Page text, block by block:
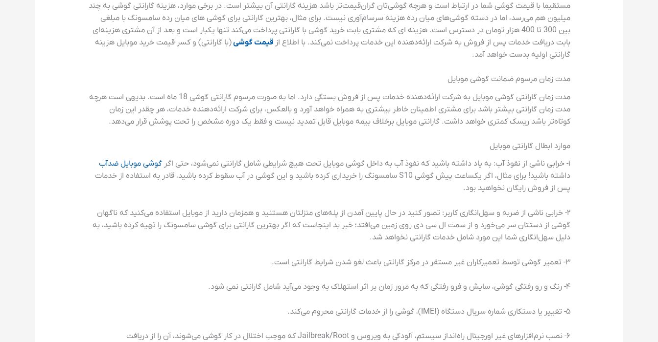
مستقیما با قیمت گوشی شما در ارتباط است و هرچه گوشی‌تان گران‌قیمت‌تر باشد هزینه گارانتی آن بیشتر است. در برخی موارد، هزینه گارانتی گوشی به چند
میلیون هم می‌رسد، اما در دسته گوشی‌های میان رده هزینه سرسام‌آوری نیست. برای مثال، بهترین گارانتی برای گوشی های میان رده سامسونگ با مبلغی
بین 300 تا 400 هزار تومان در دسترس است. هزینه ای که مشتری بابت خرید گوشی با گارانتی پرداخت می‌کند تنها یکبار است و بعد از آن مشتری هزینه‌ای
بابت دریافت خدمات پس از فروش به شرکت ارائه‌دهنده این خدمات پرداخت نمی‌کند. با اطلاع از قیمت گوشی(با گارانتی) و کسر قیمت خرید موبایل هزینه
گارانتی اولیه بدست خواهد آمد.
مدت زمان مرسوم ضمانت گوشی موبایل
مدت زمان گارانتی گوشی موبایل به شرکت ارائه‌دهنده خدمات پس از فروش بستگی دارد. اما به صورت مرسوم گارانتی گوشی 18 ماه است. بدیهی است هرچه
مدت زمان گارانتی بیشتر باشد برای مشتری اطمینان خاطر بیشتری به همراه خواهد آورد و بالعکس، برای شرکت ارائه‌دهنده خدمات، هر چقدر این زمان
کوتا‌ه‌تر باشد ریسک کمتری خواهد داشت. گارانتی موبایل برخلاف بیمه موبایل قابل تمدید نیست و فقط یک دوره مشخص را تحت پوشش قرار می‌دهد.
موارد ابطال گارانتی موبایل
۱- خرابی ناشی از نفوذ آب: به یاد داشته باشید که نفوذ آب به داخل گوشی موبایل تحت هیچ شرایطی شامل گارانتی نمی‌شود، حتی اگر
گوشی موبایل ضدآب
داشته باشید! برای مثال، اگر یکساعت پیش گوشی S10 سامسونگ را خریداری کرده باشید و این گوشی در آب سقوط کرده باشید، قادر به استفاده از خدمات
پس از فروش رایگان نخواهید بود.
۲- خرابی ناشی از ضربه و سهل‌انگاری کاربر: تصور کنید در حال پایین آمدن از پله‌های منزلتان هستنید و همزمان دارید از موبایل استفاده می‌کنید که ناگهان
گوشی از دستتان سر می‌خورد و از سمت ال سی دی روی زمین می‌افتد؛ خبر بد اینجاست که اگر بهترین گارانتی برای گوشی سامسونگ را تهیه کرده باشید، به
دلیل سهل‌انگاری شما این مورد شامل خدمات گارانتی نخواهد شد.
۳- تعمیر گوشی توسط تعمیرکاران غیر مستقر در مرکز گارانتی باعث لغو شدن شرایط گارانتی است.
۴- رنگ و رو رفتگی گوشی، سایش و فرو رفتگی که به مرور زمان بر اثر استهلاک به وجود می‌آید شامل گارانتی نمی شود.
۵- تغییر یا دستکاری شماره سریال دستگاه (IMEI)، گوشی را از خدمات گارانتی محروم می‌کند.
۶- نصب نرم‌افزارهای غیر اورجینال راه‌انداز سیستم، آلودگی به ویروس و Jailbreak/Root که موجب اختلال در کار گوشی می‌شوند، آن را از دریافت